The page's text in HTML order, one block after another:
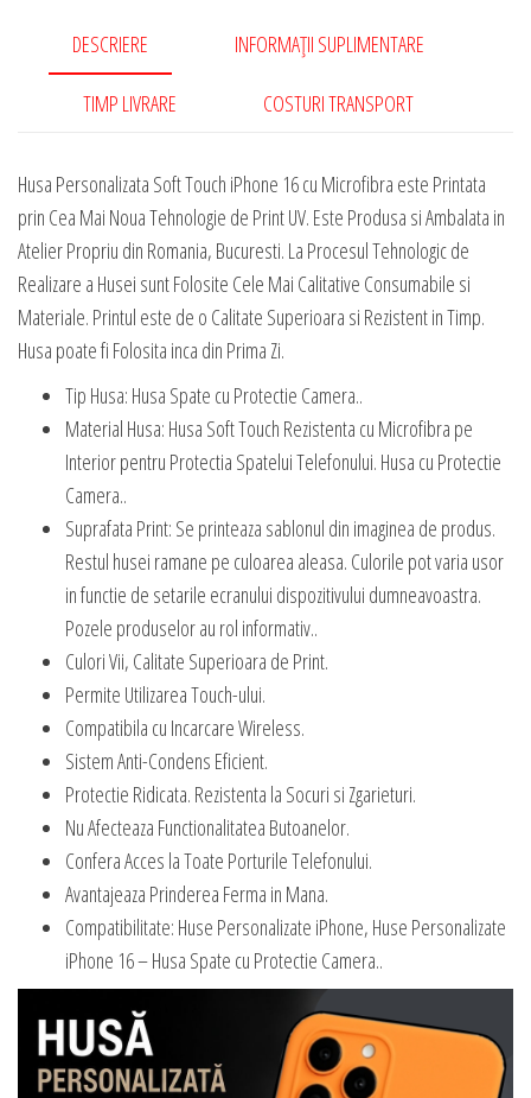
Microfibra
DESCRIERE INFORMAȚII SUPLIMENTARE
TIMP LIVRARE COSTURI TRANSPORT
Husa Personalizata Soft Touch iPhone 16 cu Microfibra este Printata
prin Cea Mai Noua Tehnologie de Print UV. Este Produsa si Ambalata in
Atelier Propriu din Romania, Bucuresti. La Procesul Tehnologic de
Realizare a Husei sunt Folosite Cele Mai Calitative Consumabile si
Materiale. Printul este de o Calitate Superioara si Rezistent in Timp.
Husa poate fi Folosita inca din Prima Zi.
Tip Husa: Husa Spate cu Protectie Camera..
Material Husa: Husa Soft Touch Rezistenta cu Microfibra pe
Interior pentru Protectia Spatelui Telefonului. Husa cu Protectie
Camera..
Suprafata Print: Se printeaza sablonul din imaginea de produs.
Restul husei ramane pe culoarea aleasa. Culorile pot varia usor
in functie de setarile ecranului dispozitivului dumneavoastra.
Pozele produselor au rol informativ..
Culori Vii, Calitate Superioara de Print.
Permite Utilizarea Touch-ului.
Compatibila cu Incarcare Wireless.
Sistem Anti-Condens Eficient.
Protectie Ridicata. Rezistenta la Socuri si Zgarieturi.
Nu Afecteaza Functionalitatea Butoanelor.
Confera Acces la Toate Porturile Telefonului.
Avantajeaza Prinderea Ferma in Mana.
Compatibilitate: Huse Personalizate iPhone, Huse Personalizate
iPhone 16 – Husa Spate cu Protectie Camera..